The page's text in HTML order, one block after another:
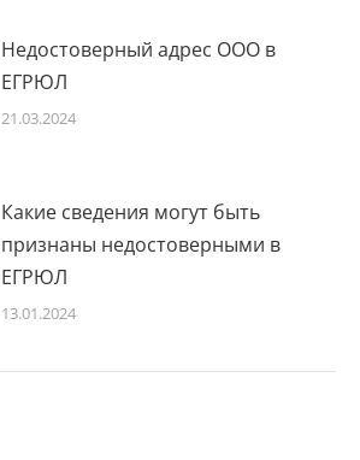
Недостоверный адрес ООО в
ЕГРЮЛ
21.03.2024
Какие сведения могут быть
признаны недостоверными в
ЕГРЮЛ
13.01.2024